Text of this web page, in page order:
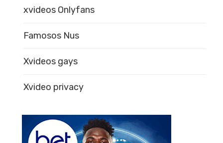
xvideos Onlyfans
Famosos Nus
Xvideos gays
Xvideo privacy